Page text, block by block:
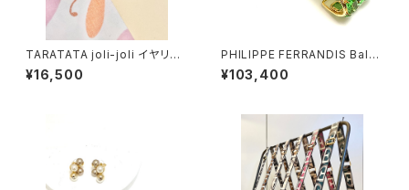
TARATATA joli-joli イヤリン
グ
¥16,500
PHILIPPE FERRANDIS Balé
ares バングル
¥103,400